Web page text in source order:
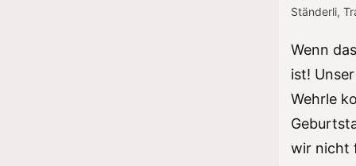
Ständerli,
Wenn
ist!
Wehrle
wir nicht